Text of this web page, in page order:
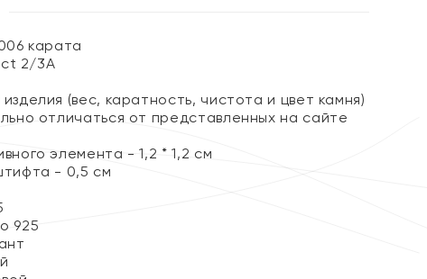
карата
ct 2/3А
(вес, каратность, чистота и цвет камня)
отличаться от представленных на сайте
элемента - 1,2 * 1,2 см
- 0,5 см
925